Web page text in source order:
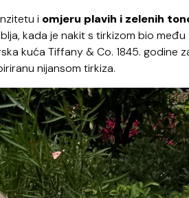
i omjeru plavih i zelenih
kada je nakit s tirkizom bio među
kuća Tiffany & Co. 1845. godine
nijansom tirkiza.